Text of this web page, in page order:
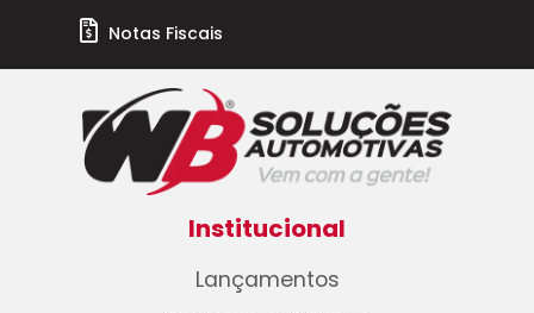
Notas Fiscais
Institucional
Lançamentos